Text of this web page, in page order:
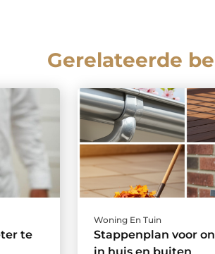
Gerelateerde
te
Woning En Tuin
Stappenplan voor